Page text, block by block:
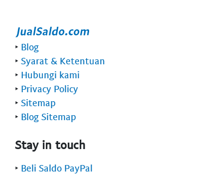
‣ Blog
‣ Syarat & Ketentuan
‣ Hubungi kami
‣ Privacy Policy
‣ Sitemap
‣ Blog Sitemap
Stay in touch
‣ Beli Saldo PayPal